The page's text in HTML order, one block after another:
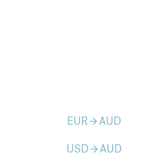
EURarrow_forwardAUD
USDarrow_forwardAUD